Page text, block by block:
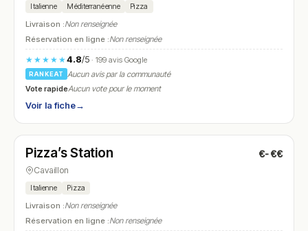
Italienne Méditerranéenne Pizza
Livraison :Non renseignée
Réservation en ligne :Non renseignée
★★★★★4.8/5· 199 avis Google
RANKEAT
Aucun avis par la communauté
Vote rapideAucun vote pour le moment
Voir la fiche→
N° 12
Pizza’s Station €-€€
Cavaillon
Italienne Pizza
Livraison :Non renseignée
Réservation en ligne :Non renseignée